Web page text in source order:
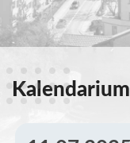
Kalendarium